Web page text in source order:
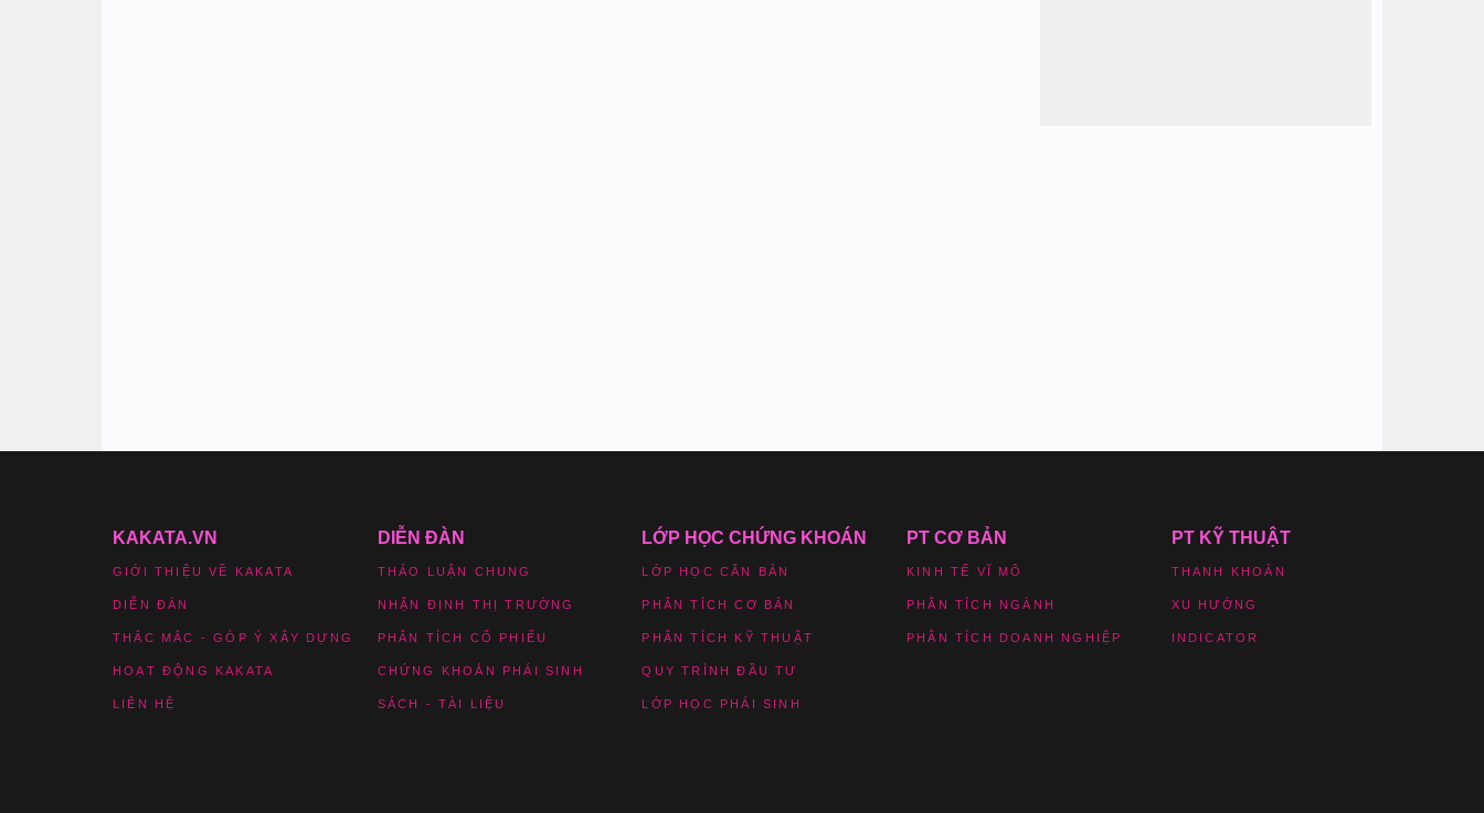
KAKATA.VN
GIỚI THIỆU VỀ KAKATA
DIỄN ĐÀN
THẮC MẮC - GÓP Ý XÂY DỰNG
HOẠT ĐỘNG KAKATA
LIÊN HỆ
DIỄN ĐÀN
THẢO LUẬN CHUNG
NHẬN ĐỊNH THỊ TRƯỜNG
PHÂN TÍCH CỔ PHIẾU
CHỨNG KHOÁN PHÁI SINH
SÁCH - TÀI LIỆU
LỚP HỌC CHỨNG KHOÁN
LỚP HỌC CĂN BẢN
PHÂN TÍCH CƠ BẢN
PHÂN TÍCH KỸ THUẬT
QUY TRÌNH ĐẦU TƯ
LỚP HỌC PHÁI SINH
PT CƠ BẢN
KINH TẾ VĨ MÔ
PHÂN TÍCH NGÀNH
PHÂN TÍCH DOANH NGHIỆP
PT KỸ THUẬT
THANH KHOẢN
XU HƯỚNG
INDICATOR